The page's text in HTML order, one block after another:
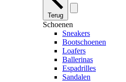
Terug
Schoenen
Sneakers
Bootschoenen
Loafers
Ballerinas
Espadrilles
Sandalen